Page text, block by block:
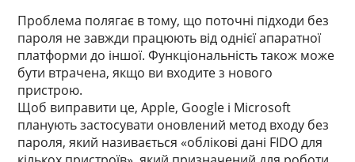
Проблема полягає в тому, що поточні підходи без
пароля не завжди працюють від однієї апаратної
платформи до іншої. Функціональність також може
бути втрачена, якщо ви входите з нового
пристрою.
Щоб виправити це, Apple, Google і Microsoft
планують застосувати оновлений метод входу без
пароля, який називається «облікові дані FIDO для